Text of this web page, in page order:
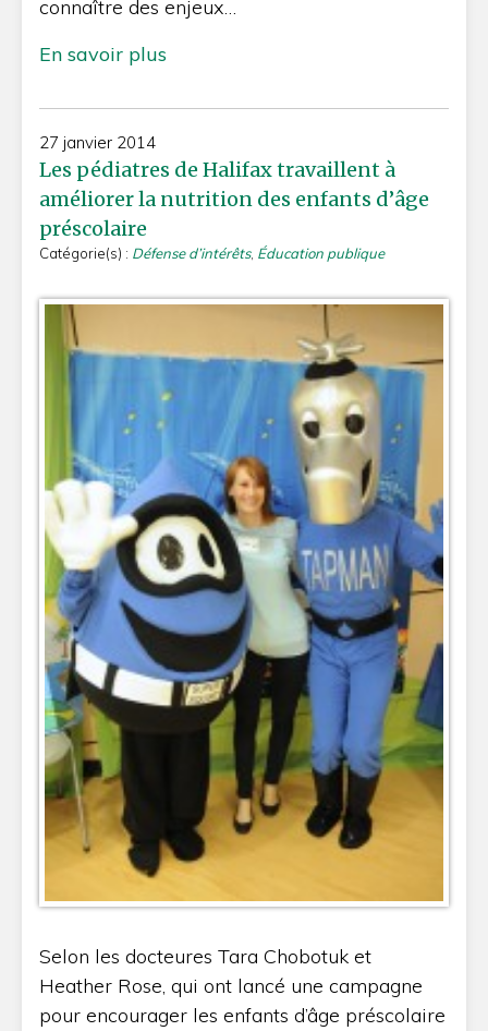
connaître des enjeux…
En savoir plus
27 janvier 2014
Les pédiatres de Halifax travaillent à
améliorer la nutrition des enfants d’âge
préscolaire
Catégorie(s) : Défense d’intérêts, Éducation publique
Selon les docteures Tara Chobotuk et
Heather Rose, qui ont lancé une campagne
pour encourager les enfants d’âge préscolaire